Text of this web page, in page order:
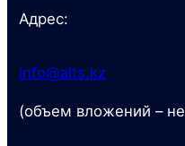
Адрес:
info@alts.kz
(объем вложений –